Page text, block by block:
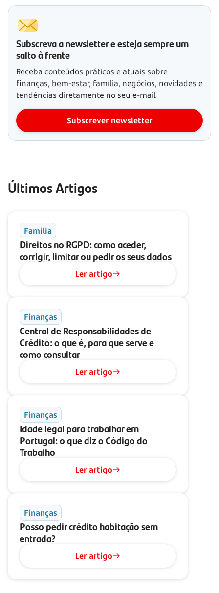
Subscreva a newsletter e esteja sempre um
salto à frente
Receba conteúdos práticos e atuais sobre
finanças, bem-estar, família, negócios, novidades e
tendências diretamente no seu e-mail
Subscrever newsletter
Últimos Artigos
Família
Direitos no RGPD: como aceder,
corrigir, limitar ou pedir os seus dados
Ler artigo
Finanças
Central de Responsabilidades de
Crédito: o que é, para que serve e
como consultar
Ler artigo
Finanças
Idade legal para trabalhar em
Portugal: o que diz o Código do
Trabalho
Ler artigo
Finanças
Posso pedir crédito habitação sem
entrada?
Ler artigo